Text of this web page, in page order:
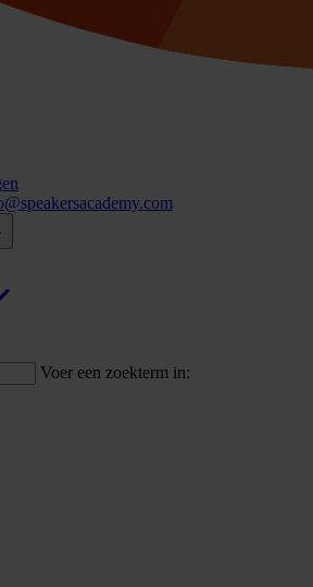
Voer een zoekterm in: